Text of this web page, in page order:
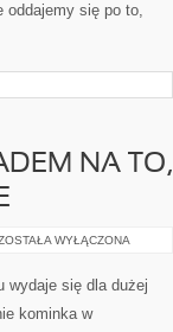
oddajemy się po to,
NA TO,
PRZYKŁADEM
WYŁĄCZONA
wydaje się dla dużej
kominka w